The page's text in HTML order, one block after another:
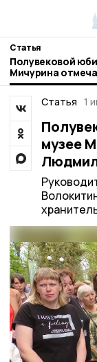
Статья
Полувековой
Мичурина
Волокитина
Статья 1
музее